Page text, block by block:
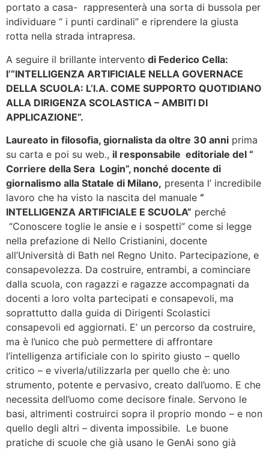
portato a casa- rappresenterà una sorta di bussola per
individuare “ i punti cardinali” e riprendere la giusta
rotta nella strada intrapresa.
A seguire il brillante intervento di Federico Cella:
l’“INTELLIGENZA ARTIFICIALE NELLA GOVERNACE
DELLA SCUOLA: L’I.A. COME SUPPORTO QUOTIDIANO
ALLA DIRIGENZA SCOLASTICA – AMBITI DI
APPLICAZIONE”.
Laureato in filosofia, giornalista da oltre 30 anni prima
su carta e poi su web., il responsabile editoriale del “
Corriere della Sera Login”, nonché docente di
giornalismo alla Statale di Milano, presenta l’ incredibile
lavoro che ha visto la nascita del manuale “
INTELLIGENZA ARTIFICIALE E SCUOLA” perché
“Conoscere toglie le ansie e i sospetti” come si legge
nella prefazione di Nello Cristianini, docente
all’Università di Bath nel Regno Unito. Partecipazione, e
consapevolezza. Da costruire, entrambi, a cominciare
dalla scuola, con ragazzi e ragazze accompagnati da
docenti a loro volta partecipati e consapevoli, ma
soprattutto dalla guida di Dirigenti Scolastici
consapevoli ed aggiornati. E’ un percorso da costruire,
ma è l’unico che può permettere di affrontare
l’intelligenza artificiale con lo spirito giusto – quello
critico – e viverla/utilizzarla per quello che è: uno
strumento, potente e pervasivo, creato dall’uomo. E che
necessita dell’uomo come decisore finale. Servono le
basi, altrimenti costruirci sopra il proprio mondo – e non
quello degli altri – diventa impossibile. Le buone
pratiche di scuole che già usano le GenAi sono già